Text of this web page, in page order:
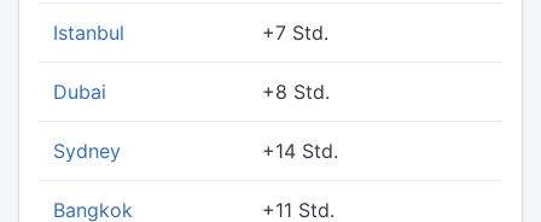
Istanbul +7 Std.
Dubai +8 Std.
Sydney +14 Std.
Bangkok +11 Std.